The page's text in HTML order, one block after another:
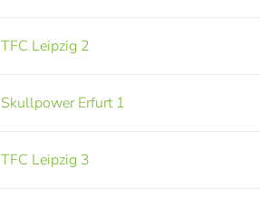
TFC Leipzig 2
Skullpower Erfurt 1
TFC Leipzig 3